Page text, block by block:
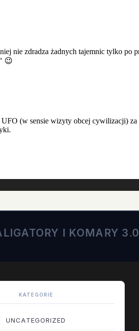
I KOMARY 3.0
KATEGORIE
UNCATEGORIZED